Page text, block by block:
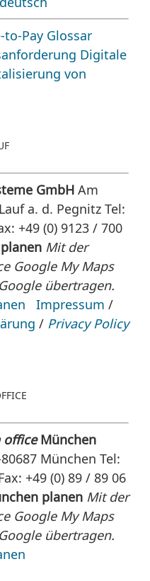
to-Pay Glossar
Digitale
von
GmbH Am
a. d. Pegnitz Tel:
+49 (0) 9123 / 700
Mit der
Google My Maps
übertragen.
Impressum /
/ Privacy Policy
officeMünchen
München Tel:
+49 (0) 89 / 89 06
planen Mit der
Google My Maps
übertragen.